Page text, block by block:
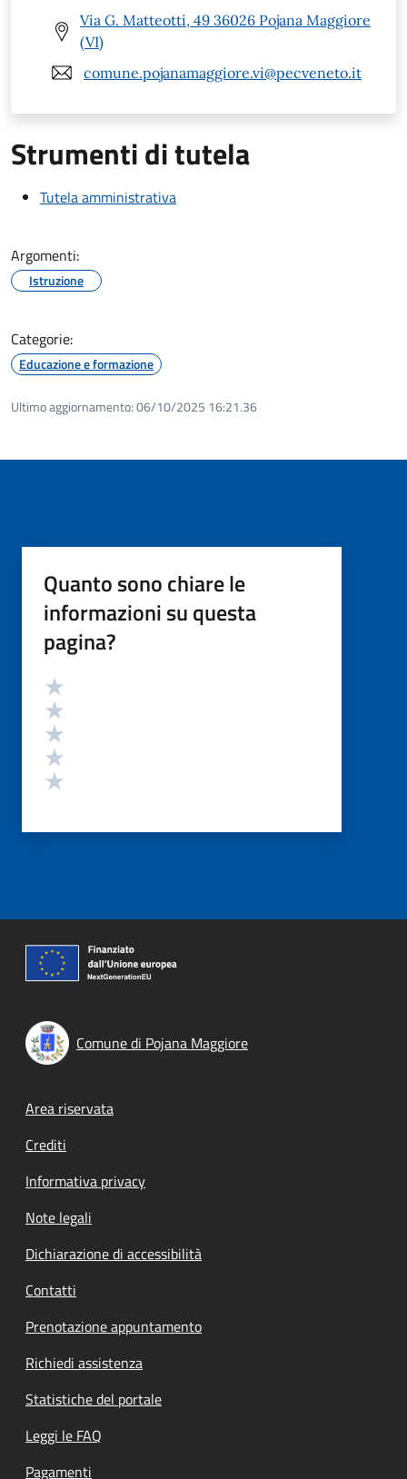
Via G. Matteotti, 49 36026 Pojana Maggiore
(VI)
comune.pojanamaggiore.vi@pecveneto.it
Strumenti di tutela
Tutela amministrativa
Argomenti:
Istruzione
Categorie:
Educazione e formazione
Ultimo aggiornamento:06/10/2025 16:21.36
Quanto sono chiare le
informazioni su questa
pagina?
Valutazione
Comune di Pojana Maggiore
Footer menu
Area riservata
Crediti
Informativa privacy
Note legali
Dichiarazione di accessibilità
Contatti
Prenotazione appuntamento
Richiedi assistenza
Statistiche del portale
Leggi le FAQ
Pagamenti